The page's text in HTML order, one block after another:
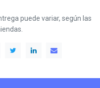
puede variar, según las